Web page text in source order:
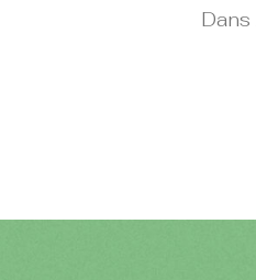
Dans